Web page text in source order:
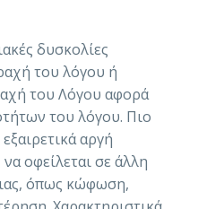
δυσκολίες
του λόγου ή
του Λόγου αφορά
του λόγου. Πιο
αργή
οφείλεται σε άλλη
όπως κώφωση,